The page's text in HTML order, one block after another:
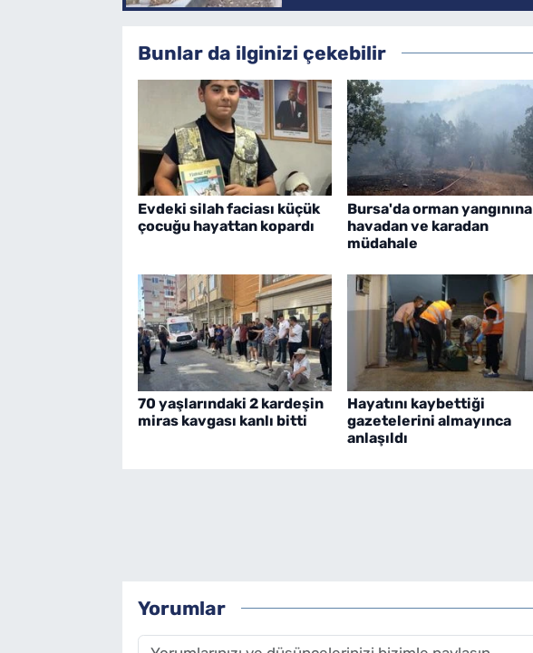
Bunlar da ilginizi çekebilir
Evdeki silah faciası küçük
çocuğu hayattan kopardı
Bursa'da orman yangınına
havadan ve karadan
müdahale
70 yaşlarındaki 2 kardeşin
miras kavgası kanlı bitti
Hayatını kaybettiği
gazetelerini almayınca
anlaşıldı
Yorumlar